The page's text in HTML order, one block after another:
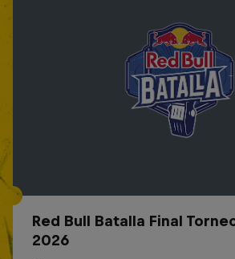
Red Bull Batalla Final
2026